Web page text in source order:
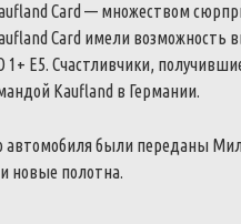
Card — множеством
Card имели возможность
1+ E5. Счастливчики,
Kaufland в Германии.
автомобилябыли переданы
и новые полотна.